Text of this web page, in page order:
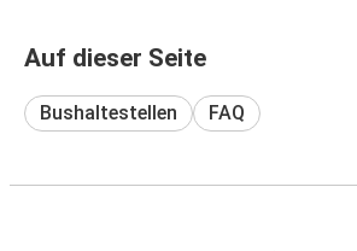
Auf dieser Seite
Bushaltestellen FAQ